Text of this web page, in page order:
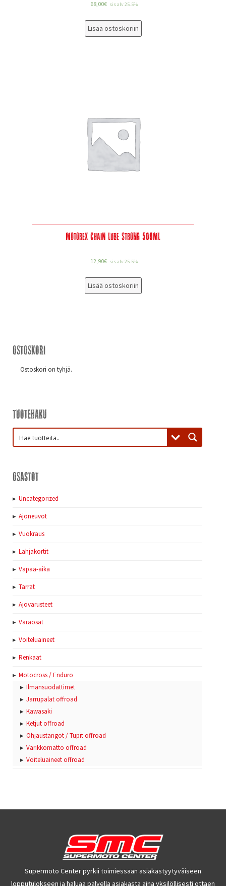
68,00€ sis alv 25.5%
Lisää ostoskoriin
Motorex Chain Lube Strong 500Ml
12,90€ sis alv 25.5%
Lisää ostoskoriin
Ostoskori
Ostoskori on tyhjä.
Tuotehaku
Osastot
Uncategorized
Ajoneuvot
Vuokraus
Lahjakortit
Vapaa-aika
Tarrat
Ajovarusteet
Varaosat
Voiteluaineet
Renkaat
Motocross / Enduro
Ilmansuodattimet
Jarrupalat offroad
Kawasaki
Ketjut offroad
Ohjaustangot / Tupit offroad
Varikkomatto offroad
Voiteluaineet offroad
Supermoto Center pyrkii toimiessaan asiakastyytyväiseen
lopputulokseen ja haluaa palvella asiakasta aina yksilöllisesti ottaen